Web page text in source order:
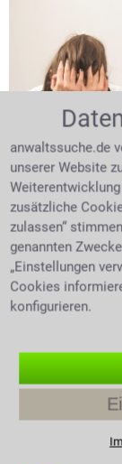
Expertentipp
muss ich
Bestehen
darf einen
durchgeführt
heimliche
rechtliche
gelten und
anwaltssuche.de
unserer Website
zusätzliche
zulassen“
genannten
„Einstellungen
Cookies
konfigurieren.